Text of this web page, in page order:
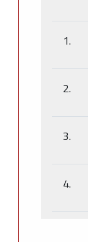
1.
2.
3.
4.